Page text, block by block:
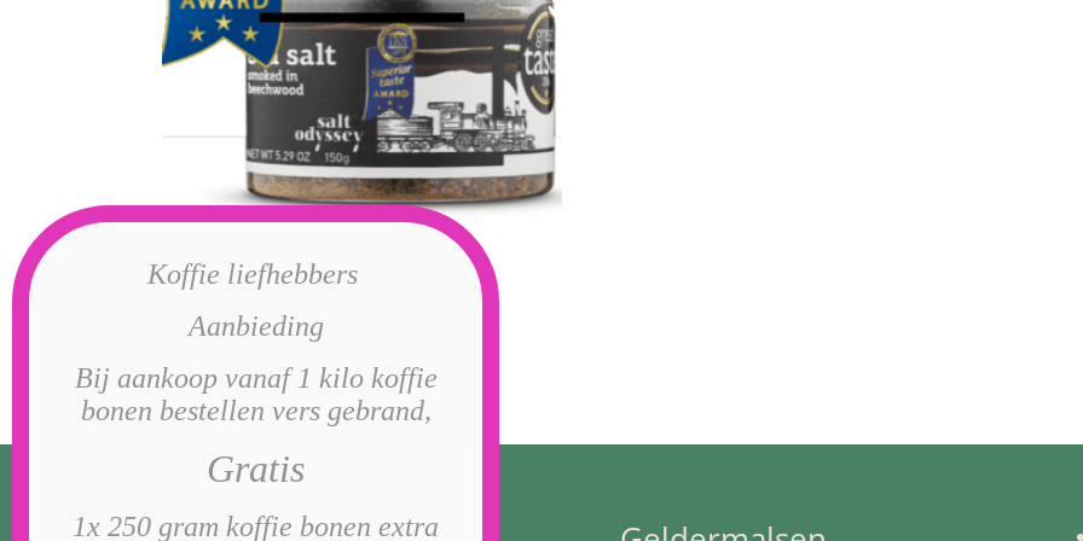
Zeezout gerookt op
beukenhout
5,50
Koffie liefhebbers
Aanbieding
Bij aankoop vanaf 1 kilo koffie
bonen bestellen vers gebrand,
Gratis
1x 250 gram koffie bonen extra